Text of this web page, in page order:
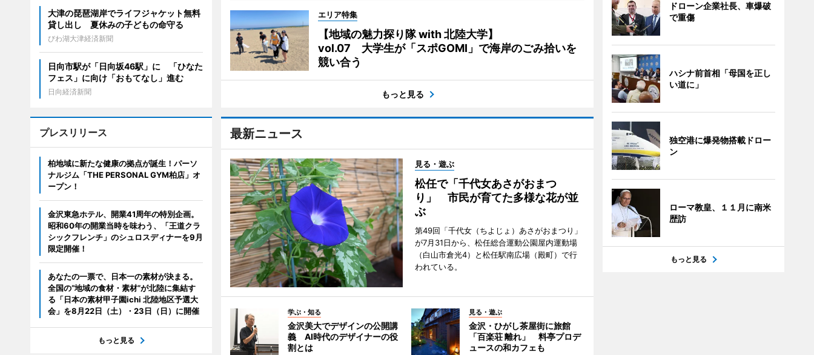
エリア特集
【地域の魅力探り隊 with 北陸大学】
vol.07 大学生が「スポGOMI」で海岸のごみ拾いを
競い合う
もっと見る
最新ニュース
見る・遊ぶ
松任で「千代女あさがおまつ
り」 市民が育てた多様な花が並
ぶ
第49回「千代女（ちよじょ）あさがおまつり」
が7月31日から、松任総合運動公園屋内運動場
（白山市倉光4）と松任駅南広場（殿町）で行
われている。
学ぶ・知る
金沢美大でデザインの公開講
義 AI時代のデザイナーの役
割とは
見る・遊ぶ
金沢・ひがし茶屋街に旅館
「百楽荘 離れ」 料亭プロデ
ュースの和カフェも
大津の琵琶湖岸でライフジャケット無料
貸し出し 夏休みの子どもの命守る
びわ湖大津経済新聞
日向市駅が「日向坂46駅」に 「ひなた
フェス」に向け「おもてなし」進む
日向経済新聞
プレスリリース
柏地域に新たな健康の拠点が誕生！パーソ
ナルジム「THE PERSONAL GYM柏店」オ
ープン！
金沢東急ホテル、開業41周年の特別企画。
昭和60年の開業当時を味わう、「王道クラ
シックフレンチ」のシュロスディナーを9月
限定開催！
あなたの一票で、日本一の素材が決まる。
全国の“地域の食材・素材”が北陸に集結す
る「日本の素材甲子園ichi 北陸地区予選大
会」を8月22日（土）・23日（日）に開催
もっと見る
ドローン企業社長、車爆破
で重傷
ハシナ前首相「母国を正し
い道に」
独空港に爆発物搭載ドロー
ン
ローマ教皇、１１月に南米
歴訪
もっと見る